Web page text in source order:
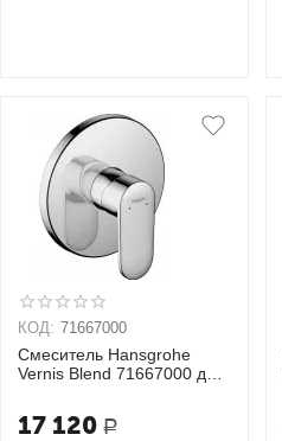
КОД: 71667000
Смеситель Hansgrohe
Vernis Blend 71667000 для
17 120 Р